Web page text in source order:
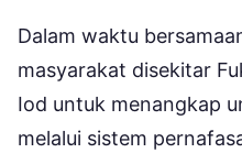
Dalam waktu
masyarakat disekitar
Iod untuk menangkap
melalui sistem